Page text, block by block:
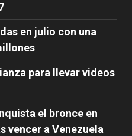
en julio con una
para llevar videos
el bronce en
vencer a Venezuela